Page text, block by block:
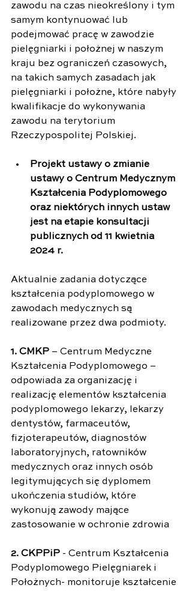
zawodu na czas nieokreślony i tym
samym kontynuować lub
podejmować pracę w zawodzie
pielęgniarki i położnej w naszym
kraju bez ograniczeń czasowych,
na takich samych zasadach jak
pielęgniarki i położne, które nabyły
kwalifikacje do wykonywania
zawodu na terytorium
Rzeczypospolitej Polskiej.
Projekt ustawy o zmianie
ustawy o Centrum Medycznym
Kształcenia Podyplomowego
oraz niektórych innych ustaw
jest na etapie konsultacji
publicznych od 11 kwietnia
2024 r.
Aktualnie zadania dotyczące
kształcenia podyplomowego w
zawodach medycznych są
realizowane przez dwa podmioty.
1. CMKP – Centrum Medyczne
Kształcenia Podyplomowego –
odpowiada za organizację i
realizację elementów kształcenia
podyplomowego lekarzy, lekarzy
dentystów, farmaceutów,
fizjoterapeutów, diagnostów
laboratoryjnych, ratowników
medycznych oraz innych osób
legitymujących się dyplomem
ukończenia studiów, które
wykonują zawody mające
zastosowanie w ochronie zdrowia
2. CKPPiP - Centrum Kształcenia
Podyplomowego Pielęgniarek i
Położnych- monitoruje kształcenie